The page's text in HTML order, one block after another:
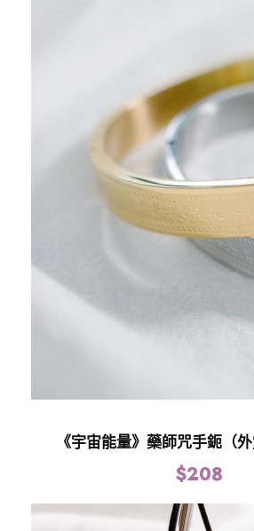
《宇宙能量》藥師咒手鈪（
$208